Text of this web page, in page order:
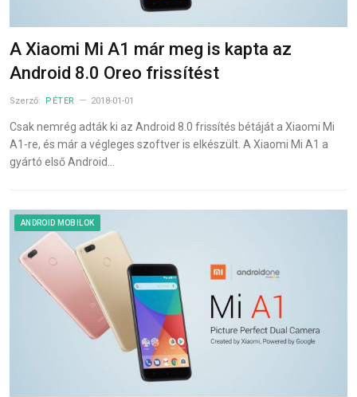
A Xiaomi Mi A1 már meg is kapta az
Android 8.0 Oreo frissítést
Szerző: PÉTER 2018-01-01
Csak nemrég adták ki az Android 8.0 frissítés bétáját a Xiaomi Mi
A1-re, és már a végleges szoftver is elkészült. A Xiaomi Mi A1 a
gyártó első Android…
ANDROID MOBILOK